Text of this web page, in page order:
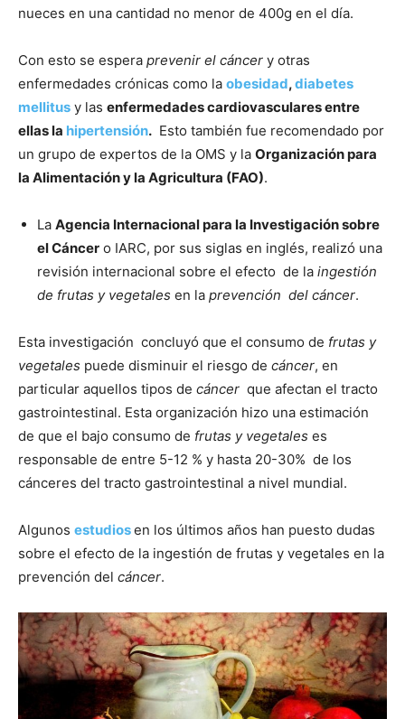
nueces en una cantidad no menor de 400g en el día.
Con esto se espera prevenir el cáncer y otras
enfermedades crónicas como la obesidad,diabetes
mellitus y las enfermedades cardiovascularesentre
ellas la hipertensión. Esto también fue recomendado por
un grupo de expertos de la OMS y la Organización para
la Alimentación y la Agricultura (FAO).
La Agencia Internacional para la Investigación sobre
el Cáncer o IARC, por sus siglas en inglés, realizó una
revisión internacional sobre el efecto de la ingestión
de frutas y vegetales en la prevención del cáncer.
Esta investigación concluyó que el consumo de frutas y
vegetales puede disminuir el riesgo de cáncer, en
particular aquellos tipos de cáncer que afectan el tracto
gastrointestinal. Esta organización hizo una estimación
de que el bajo consumo de frutas y vegetales es
responsable de entre 5-12 % y hasta 20-30% de los
cánceres del tracto gastrointestinal a nivel mundial.
Algunos estudiosen los últimos años han puesto dudas
sobre el efecto de la ingestión de frutas y vegetales en la
prevención del cáncer.